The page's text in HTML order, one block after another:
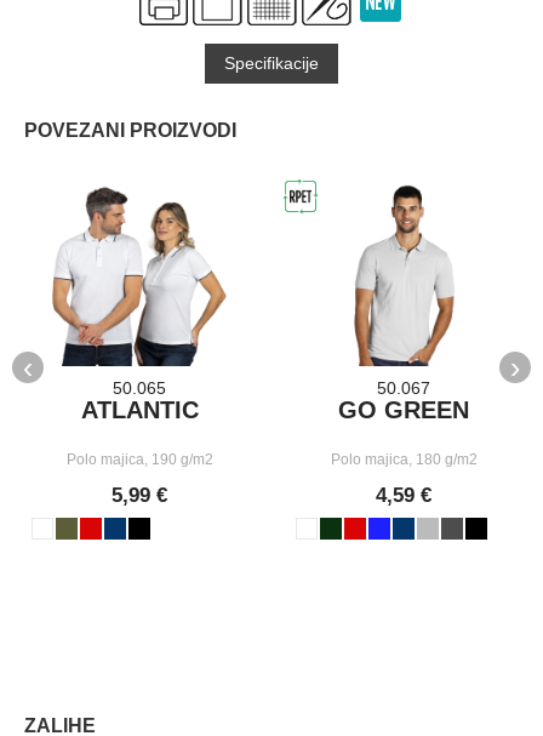
Specifikacije
POVEZANI PROIZVODI
50.065
ATLANTIC
Polo majica, 190 g/m2
5,99 €
50.067
GO GREEN
Polo majica, 180 g/m2
4,59 €
‹ ›
ZALIHE